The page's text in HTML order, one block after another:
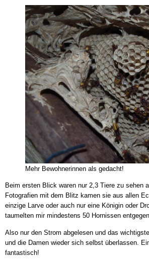
Mehr Bewohnerinnen als gedacht!
Beim ersten Blick waren nur 2,3 Tiere zu sehen
Fotografien mit dem Blitz kamen sie aus allen
einzige Larve oder auch nur eine Königin oder
taumelten mir mindestens 50 Hornissen
Also nur den Strom abgelesen und das
und die Damen wieder sich selbst überlassen.
fantastisch!